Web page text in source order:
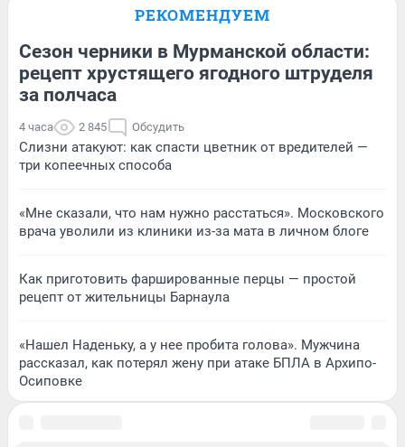
РЕКОМЕНДУЕМ
Сезон черники в Мурманской области:
рецепт хрустящего ягодного штруделя
за полчаса
4 часа 2 845 Обсудить
Слизни атакуют: как спасти цветник от вредителей —
три копеечных способа
«Мне сказали, что нам нужно расстаться». Московского
врача уволили из клиники из-за мата в личном блоге
Как приготовить фаршированные перцы — простой
рецепт от жительницы Барнаула
«Нашел Наденьку, а у нее пробита голова». Мужчина
рассказал, как потерял жену при атаке БПЛА в Архипо-
Осиповке